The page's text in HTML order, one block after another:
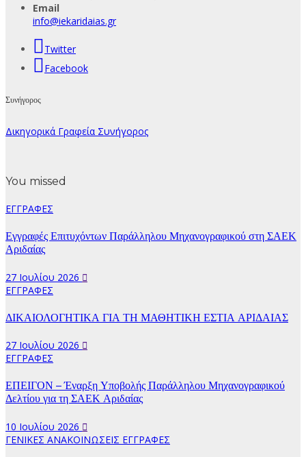
Email
info@iekaridaias.gr
Twitter
Facebook
Συνήγορος
Δικηγορικά Γραφεία Συνήγορος
You missed
ΕΓΓΡΑΦΕΣ
Εγγραφές Επιτυχόντων Παράλληλου Μηχανογραφικού στη ΣΑΕΚ
Αριδαίας
27 Ιουλίου 2026
ΕΓΓΡΑΦΕΣ
ΔΙΚΑΙΟΛΟΓΗΤΙΚΑ ΓΙΑ ΤΗ ΜΑΘΗΤΙΚΗ ΕΣΤΙΑ ΑΡΙΔΑΙΑΣ
27 Ιουλίου 2026
ΕΓΓΡΑΦΕΣ
ΕΠΕΙΓΟΝ – Έναρξη Υποβολής Παράλληλου Μηχανογραφικού
Δελτίου για τη ΣΑΕΚ Αριδαίας
10 Ιουλίου 2026
ΓΕΝΙΚΕΣ ΑΝΑΚΟΙΝΩΣΕΙΣ ΕΓΓΡΑΦΕΣ